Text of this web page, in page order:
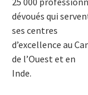
dévoués qui
ses centres
d’excellence au
de l’Ouest et en
Inde.